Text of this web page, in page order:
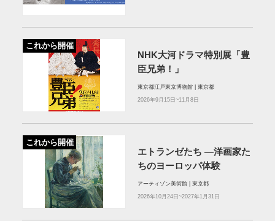
これから開催
NHK大河ドラマ特別展「豊
臣兄弟！」
東京都江戸東京博物館 | 東京都
2026年9月15日~11月8日
これから開催
エトランゼたち —洋画家た
ちのヨーロッパ体験
アーティゾン美術館 | 東京都
2026年10月24日~2027年1月31日